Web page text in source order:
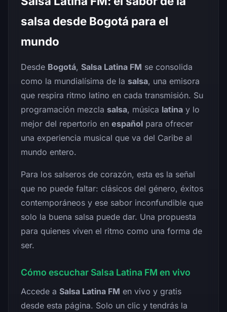
salsa desde Bogotá para el
mundo
Desde Bogotá, Salsa Latina FM se consolida
como la mundialísima de la salsa, una emisora
que respira ritmo latino en cada transmisión. Su
programación mezcla salsa, música latina y lo
mejor del repertorio en español para ofrecer
una experiencia musical que va del Caribe al
mundo entero.
Para los salseros de corazón, esta es la señal
que no puede faltar: clásicos del género, éxitos
contemporáneos y ese sabor inconfundible que
solo la buena salsa puede dar. Una propuesta
para quienes viven el ritmo como una forma de
ser.
Cómo escuchar Salsa Latina FM en vivo
Accede a Salsa Latina FM en vivo y gratis
desde esta página. Solo un clic y tendrás la